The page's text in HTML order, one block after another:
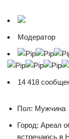
Модератор
14 418
Пол: Мужчина
Город: Ареал
встречаюсь в